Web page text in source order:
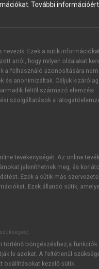
I.
tapasztalatai
• I.
További
Ezek a sütik
arról, hogy milyen oldalakat
a felhasználó azonosítására nem
anonimizáltak. Céljuk kizárólag
féltől származó elemzési
szolgáltatások a
tevékenységét. Az online
jeleníthetnek meg, és
Ezek a sütik más
Ezek állandó sütik,
történő böngészéshez,a funkciók
le azokat. A feltétlenül
beállításokat kezelő sütik.